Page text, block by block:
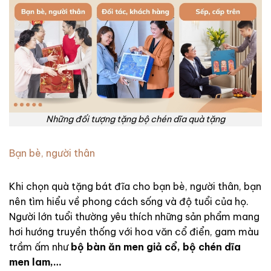
Những đối tượng tặng bộ chén dĩa quà tặng
Bạn bè, người thân
Khi chọn quà tặng bát đĩa cho bạn bè, người thân, bạn
nên tìm hiểu về phong cách sống và độ tuổi của họ.
Người lớn tuổi thường yêu thích những sản phẩm mang
hơi hướng truyền thống với hoa văn cổ điển, gam màu
trầm ấm như bộ bàn ăn men giả cổ, bộ chén dĩa
men lam,…